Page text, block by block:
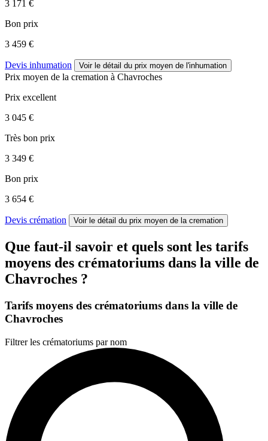
3 171 €
Bon prix
3 459 €
Devis inhumation Voir le détail du prix moyen de l'inhumation
Prix moyen de la cremation à Chavroches
Prix excellent
3 045 €
Très bon prix
3 349 €
Bon prix
3 654 €
Devis crémation Voir le détail du prix moyen de la cremation
Que faut-il savoir et quels sont les tarifs
moyens des crématoriums dans la ville de
Chavroches ?
Tarifs moyens des crématoriums dans la ville de
Chavroches
Filtrer les crématoriums par nom